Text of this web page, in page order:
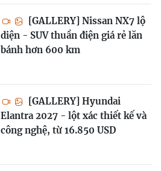
[GALLERY] Nissan NX7 lộ
diện - SUV thuần điện giá rẻ lăn
bánh hơn 600 km
[GALLERY] Hyundai
Elantra 2027 - lột xác thiết kế và
công nghệ, từ 16.850 USD